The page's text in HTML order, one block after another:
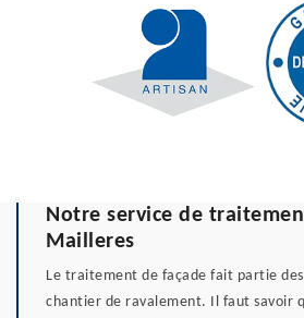
Notre service de
Mailleres
Le traitement de façade fait partie
chantier de ravalement. Il faut savoir